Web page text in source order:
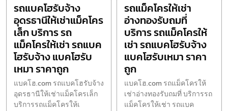
รถแบคโฮรับจ้าง
อุดรธานีให้เช่าแม็คโคร
เล็ก บริการ รถ
แม็คโครให้เช่า รถแบค
โฮรับจ้าง แบคโฮรับ
เหมา ราคาถูก
แบคโฮ.com รถแบคโฮรับจ้าง
อุดรธานีให้เช่าแม็คโครเล็ก
บริการรถแม็คโครให้เ
รถแม็คโครให้เช่า
อ่างทองรับถมที่
บริการ รถแม็คโครให้
เช่า รถแบคโฮรับจ้าง
แบคโฮรับเหมา ราคา
ถูก
แบคโฮ.com รถแม็คโครให้
เช่าอ่างทองรับถมที่ บริการรถ
แม็คโครให้เช่า รถแบค